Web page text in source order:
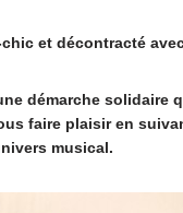
et décontracté
démarche solidaire
faire plaisir en
musical.